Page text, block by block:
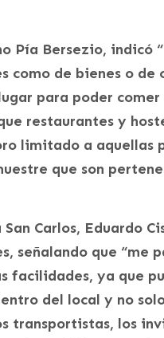
Pía Bersezio, indicó
de bienes o de
para poder
restaurantes y
limitado a aquellas
que son
Carlos, Eduardo
señalando que “me
facilidades, ya que
del local y no
transportistas, los